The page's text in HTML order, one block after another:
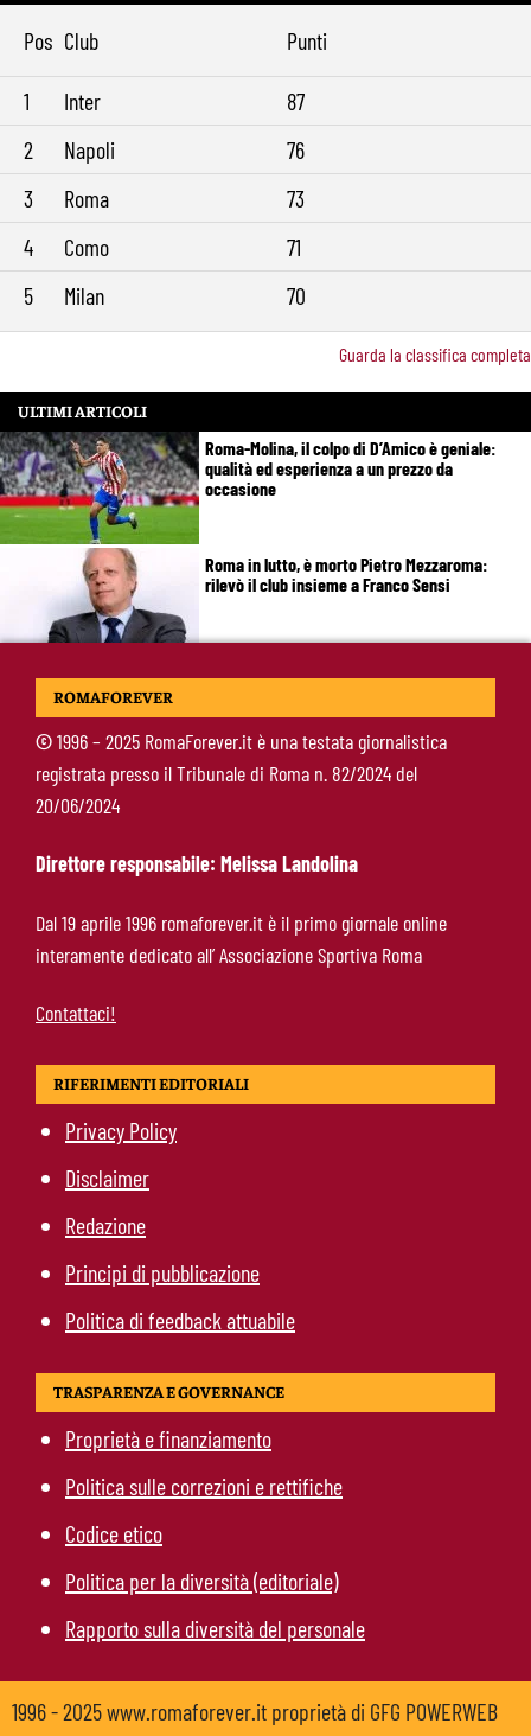
Pos Club Punti
1 Inter
87
2
Napoli
76
3
Roma
73
4
Como
71
5
Milan 70
Guarda la classifica completa
ULTIMI ARTICOLI
Roma-Molina, il colpo di D’Amico è geniale:
qualità ed esperienza a un prezzo da
occasione
Roma in lutto, è morto Pietro Mezzaroma:
rilevò il club insieme a Franco Sensi
Roma, segnali di crescita contro il Newport:
migliorato
Roma-Molina, trattativa in avanzamento: sul
tavolo 17 milioni per l’argentino
ROMAFOREVER
©1996 – 2025 RomaForever.it è una testata giornalistica
registrata presso il Tribunale di Roma n. 82/2024 del
20/06/2024
Direttore responsabile: Melissa Landolina
Dal 19 aprile 1996 romaforever.it è il primo giornale online
interamente dedicato all’ Associazione Sportiva Roma
Contattaci!
RIFERIMENTI EDITORIALI
Privacy Policy
Disclaimer
Redazione
Principi di pubblicazione
Politica di feedback attuabile
TRASPARENZA E GOVERNANCE
Proprietà e finanziamento
Politica sulle correzioni e rettifiche
Codice etico
Politica per la diversità (editoriale)
Rapporto sulla diversità del personale
1996 - 2025 www.romaforever.it proprietà di GFG POWERWEB